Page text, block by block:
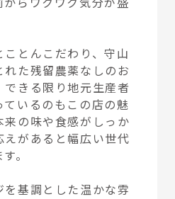
ことんこだわり、守山
れた残留農薬なしのお
きる限り地元生産者
ているのもこの店の魅
来の味や食感がしっか
えがあると幅広い世代
。
を基調とした温かな雰